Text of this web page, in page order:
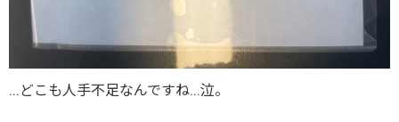
…どこも人手不足なんですね…泣。